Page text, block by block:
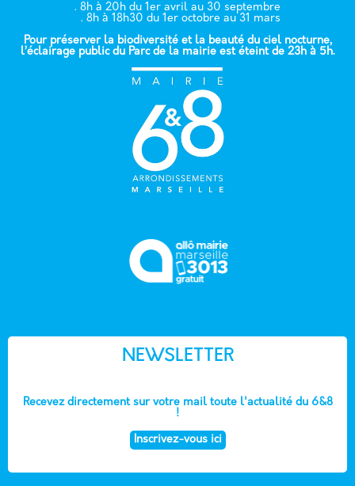
. 8h à 20h du 1er avril au 30 septembre
. 8h à 18h30 du 1er octobre au 31 mars
Pour préserver la biodiversité et la beauté du ciel nocturne,
l’éclairage public du Parc de la mairie est éteint de 23h à 5h.
NEWSLETTER
Recevez directement sur votre mail toute l'actualité du 6&8
!
Inscrivez-vous ici